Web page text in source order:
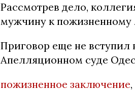
Рассмотрев дело,
мужчину к
Приговор еще не вступил
Апелляционном суде
пожизненное заключение,